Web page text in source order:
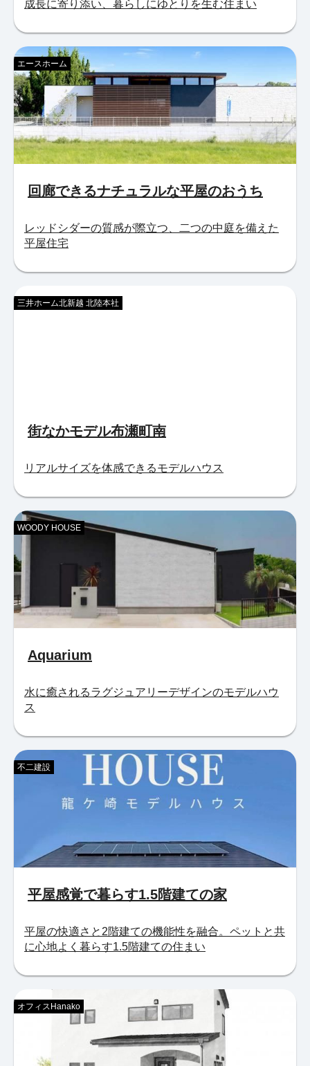
成長に寄り添い、暮らしにゆとりを生む住まい
回廊できるナチュラルな平屋のおうち
エースホーム
レッドシダーの質感が際立つ、二つの中庭を備えた
平屋住宅
街なかモデル布瀬町南
三井ホーム北新越 北陸本社
リアルサイズを体感できるモデルハウス
Aquarium
WOODY HOUSE
水に癒されるラグジュアリーデザインのモデルハウ
ス
平屋感覚で暮らす1.5階建ての家
不二建設
平屋の快適さと2階建ての機能性を融合。ペットと共
に心地よく暮らす1.5階建ての住まい
オフィスHanako